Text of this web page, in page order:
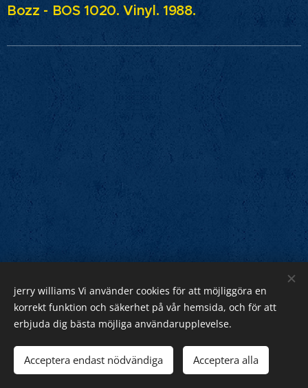
Bozz - BOS 1020. Vinyl. 1988.
Jerry Williams
Sveriges Rock Kung.
Webnode Cookies
jerry williams Vi använder cookies för att möjliggöra en
korrekt funktion och säkerhet på vår hemsida, och för att
erbjuda dig bästa möjliga användarupplevelse.
Acceptera endast nödvändiga Acceptera alla